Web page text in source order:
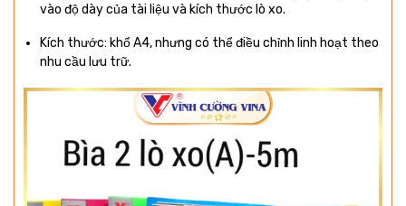
vào độ dày của tài liệu và kích thước lò xo.
Kích thước: khổ A4, nhưng có thể điều chỉnh linh hoạt theo
nhu cầu lưu trữ.